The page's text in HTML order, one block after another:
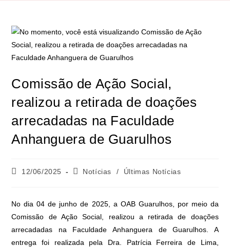
Comissão de Ação Social,
realizou a retirada de doações
arrecadadas na Faculdade
Anhanguera de Guarulhos
12/06/2025 Notícias / Últimas Notícias
No dia 04 de junho de 2025, a OAB Guarulhos, por meio da
Comissão de Ação Social, realizou a retirada de doações
arrecadadas na Faculdade Anhanguera de Guarulhos. A
entrega foi realizada pela Dra. Patrícia Ferreira de Lima,